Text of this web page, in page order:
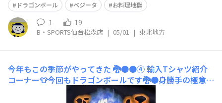
ドラゴンボール
ベジータ お料理地獄
1 19
B・SPORTS仙台松森店 | 05/01 | 東北地方
今年もこの季節がやってきた 🐉🟠🟠④​輸入Tシャツ紹介
コーナー👕今回もドラゴンボールです🐉🟠身勝手の極意バ
ージョン​悟空と言ったら、スーパーサイヤ人が有名です